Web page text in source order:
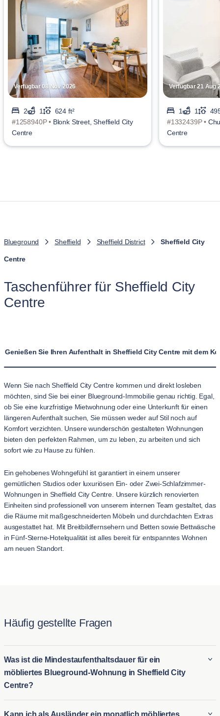
Verfügbar 08 Nov 2026
2 1
624 ft²
#1258940P • Blonk Street, Sheffield City
Centre
Verfügbar 21 Aug
1 1
#1332439P •
Centre
Blueground Sheffield Sheffield District Sheffield City
Centre
Taschenführer für Sheffield City
Centre
Genießen Sie Ihren Aufenthalt in Sheffield City Centre mit dem
Wenn Sie nach Sheffield City Centre kommen und direkt losleben
möchten, sind Sie bei einer Blueground-Immobilie genau richtig. Egal,
ob Sie eine kurzfristige Mietwohnung oder eine Unterkunft für einen
längeren Aufenthalt suchen, Sie müssen weder auf Stil noch auf
Komfort verzichten. Unsere wunderschön gestalteten Wohnungen
bieten den perfekten Rahmen, um zu leben, zu arbeiten und sich
sofort wie zu Hause zu fühlen.
Ein gehobenes Wohngefühl ist garantiert in einem unserer
gemütlichen Studios oder luxuriösen Ein- oder Zwei-Schlafzimmer-
Wohnungen in Sheffield City Centre. Unsere kürzlich renovierten
Einheiten sind professionell von unserem internen Team gestaltet, das
die Räume mit maßgeschneiderten Möbeln und durchdachten Extras
ausgestattet hat. Mit Breitbildfernsehern und Betten sowie Bettwäsche
in Fünf-Sterne-Hotelqualität ist alles bereit für entspanntes Wohnen
am neuen Standort.
Häufig gestellte Fragen
Was ist die Mindestaufenthaltsdauer für ein
möbliertes Blueground-Wohnung in Sheffield City
Centre?
Kann ich als Ausländer ein monatlich möbliertes